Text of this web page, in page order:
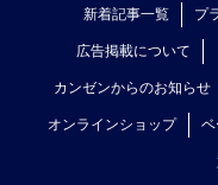
新着記事一覧 プ
広告掲載について
カンゼンからのお知らせ
オンラインショップ